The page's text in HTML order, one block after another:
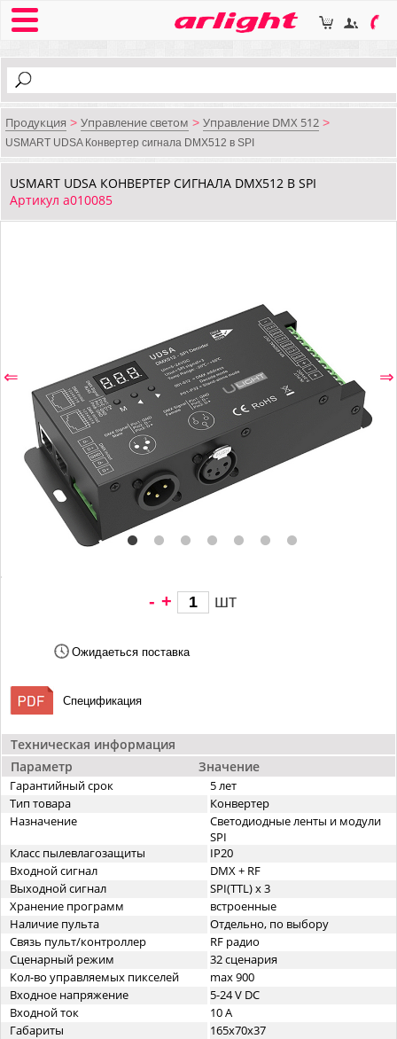
Продукция > Управление светом > Управление DMX 512 >
USMART UDSA Конвертер сигнала DMX512 в SPI
USMART UDSA КОНВЕРТЕР СИГНАЛА DMX512 В SPI
Артикул a010085
⇐ ⇒
Техническая информация
Параметр
Значение
Гарантийный срок
5 лет
Тип товара
Конвертер
Назначение
Светодиодные ленты и модули
SPI
Класс пылевлагозащиты
IP20
Входной сигнал
DMX + RF
Выходной сигнал
SPI(TTL) x 3
Хранение программ
встроенные
Наличие пульта
Отдельно, по выбору
Связь пульт/контроллер
RF радио
Сценарный режим
32 сценария
Кол-во управляемых пикселей
max 900
Входное напряжение
5-24 V DC
Входной ток
10 А
Габариты
165x70x37
- + шт
Ожидаеться поставка
Спецификация